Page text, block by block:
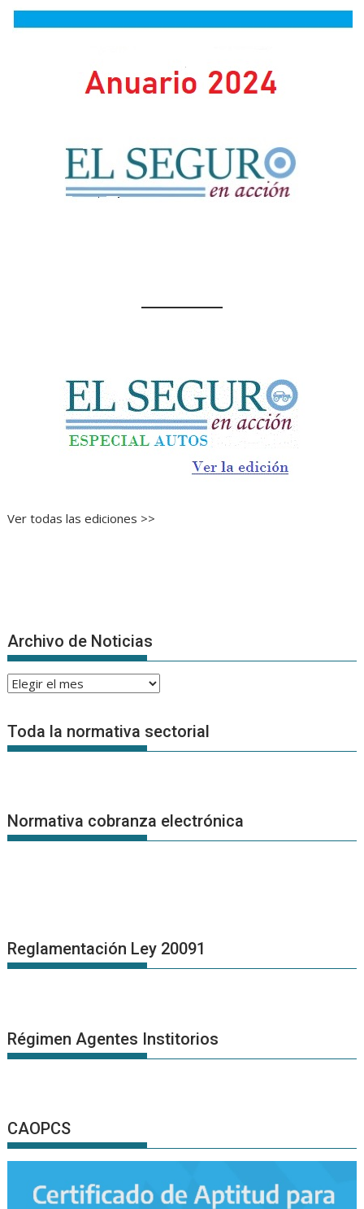
Ver todas las ediciones >>
Archivo de Noticias
Archivo
Noticias
Toda la normativa sectorial
Normativa cobranza electrónica
Reglamentación Ley 20091
Régimen Agentes Institorios
CAOPCS